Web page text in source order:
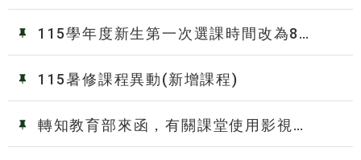
賽」，請踴躍報名參加，並於115年8月10
日（星期一）下午6時前完成報名作業
115學年度新生第一次選課時間改為8月
25日8時起至8月27日17時止
115暑修課程異動(新增課程)
轉知教育部來函，有關課堂使用影視作
品採用正版授權來源事宜，請各單位配合